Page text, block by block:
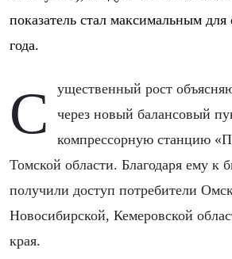
показатель стал максимальным для
года.
Существенный рост объясняют запуском торгов
через новый балансовый
компрессорную станцию
Томской области. Благодаря ему к
получили доступ потребители
Новосибирской, Кемеровской
края.